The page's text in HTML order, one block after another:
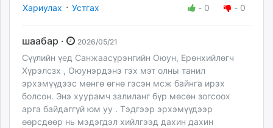
Хариулах · Устгах - 0 - 0
шаабар · 2026/05/21
Сүүлийн үед Санжаасүрэнгийн Оюун, Ерөнхийлөгч
Хүрэлсзх , Оюунэрдэнэ гэх мэт олны танил
эрхэмүүдээс мөнгө өгнө гэсэн мсж байнга ирэх
болсон. Энэ хуурамч залиланг бүр мөсөн зогсоох
арга байдаггүй юм уу . Тэдгээр эрхэмүүдээр
өөрсдөөр нь мэдэгдэл хийлгээд дахин дахин